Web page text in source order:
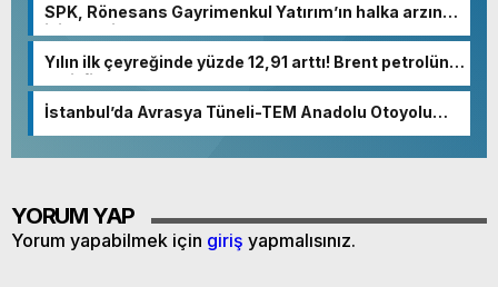
SPK, Rönesans Gayrimenkul Yatırım’ın halka arzına
izin verdi
Yılın ilk çeyreğinde yüzde 12,91 arttı! Brent petrolün
varil fiyatı: 87 dolar
İstanbul’da Avrasya Tüneli-TEM Anadolu Otoyolu
YORUM YAP
Yorum yapabilmek için giriş yapmalısınız.